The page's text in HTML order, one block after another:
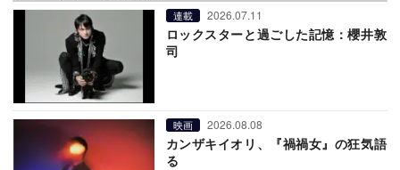
連載 2026.07.11
ロックスターと過ごした記憶：櫻井敦
司
映画 2026.08.08
カンザキイオリ、『禍禍女』の狂気語
る